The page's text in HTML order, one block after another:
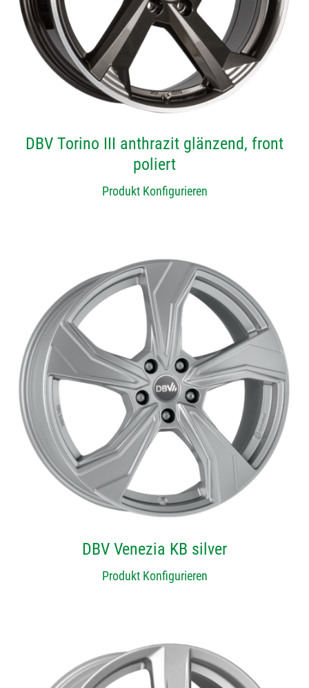
DBV Torino III anthrazit glänzend, front
poliert
Produkt Konfigurieren
DBV Venezia KB silver
Produkt Konfigurieren